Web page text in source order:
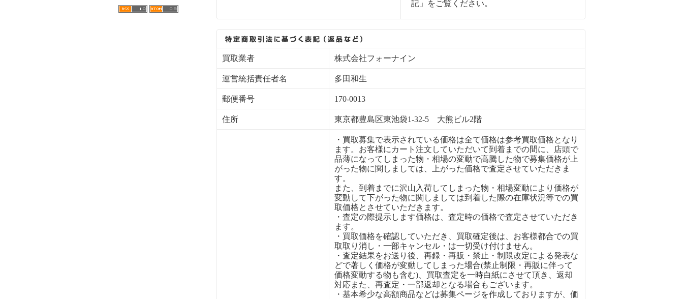
記」をご覧ください。
買取業者 株式会社フォーナイン
運営統括責任者名 多田和生
郵便番号 170-0013
住所 東京都豊島区東池袋1-32-5 大熊ビル2階
・買取募集で表示されている価格は全て価格は参考買取価格となり
ます。お客様にカート注文していただいて到着までの間に、店頭で
品薄になってしまった物・相場の変動で高騰した物で募集価格が上
がった物に関しましては、上がった価格で査定させていただきま
す。
また、到着までに沢山入荷してしまった物・相場変動により価格が
変動して下がった物に関しましては到着した際の在庫状況等での買
取価格とさせていただきます。
・査定の際提示します価格は、査定時の価格で査定させていただき
ます。
・買取価格を確認していただき、買取確定後は、お客様都合での買
取取り消し・一部キャンセル・は一切受け付けません。
・査定結果をお送り後、再録・再販・禁止・制限改定による発表な
どで著しく価格が変動してしまった場合(禁止制限・再販に伴って
価格変動する物も含む)、買取査定を一時白紙にさせて頂き、返却
対応また、再査定・一部返却となる場合もございます。
・基本希少な高額商品などは募集ページを作成しておりますが、価